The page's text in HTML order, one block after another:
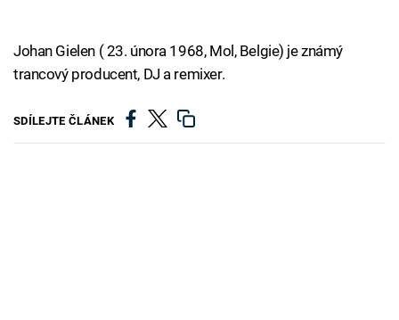
Johan Gielen ( 23. února 1968, Mol, Belgie) je známý
trancový producent, DJ a remixer.
SDÍLEJTE ČLÁNEK